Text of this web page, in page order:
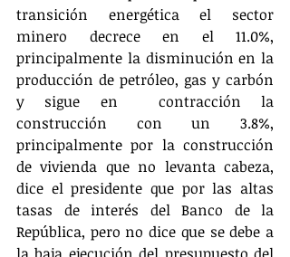
transición energética el sector
minero decrece en el 11.0%,
principalmente la disminución en la
producción de petróleo, gas y carbón
y sigue en  contracción la
construcción con un 3.8%,
principalmente por la construcción
de vivienda que no levanta cabeza,
dice el presidente que por las altas
tasas de interés del Banco de la
República, pero no dice que se debe a